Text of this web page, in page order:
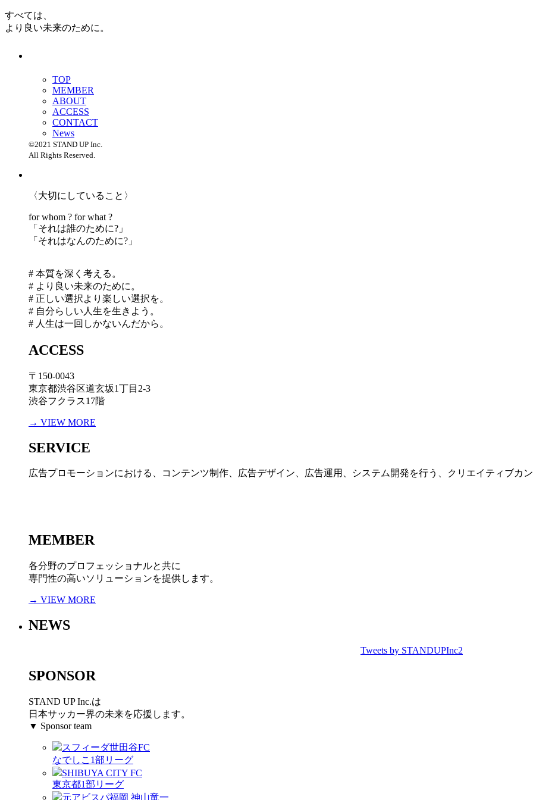
すべては、
より良い未来のために。
TOP
MEMBER
ABOUT
ACCESS
CONTACT
News
©2021 STAND UP Inc.
All Rights Reserved.
〈大切にしていること〉
for whom ? for what ?
「 それは誰のために?」
「 それはなんのために?」
# 本質を深く考える。
# より良い未来のために。
# 正しい選択より楽しい選択を。
# 自分らしい人生を生きよう。
# 人生は一回しかないんだから。
ACCESS
〒150-0043
東京都渋谷区道玄坂1丁目2-3
渋谷フクラス17階
→ VIEW MORE
SERVICE
広告プロモーションにおける、コンテンツ制作、広告デザイン、広告運用、システム開発を行う、 クリエイティブカ
MEMBER
各分野のプロフェッショナルと共に
専門性の高いソリューションを提供します。
→ VIEW MORE
NEWS
Tweets by STANDUPInc2
SPONSOR
STAND UP Inc.は
日本サッカー界の未来を応援します。
▼ Sponsor team
スフィーダ世田谷FC
なでしこ1部リーグ
SHIBUYA CITY FC
東京都1部リーグ
元アビスパ福岡 神山竜一